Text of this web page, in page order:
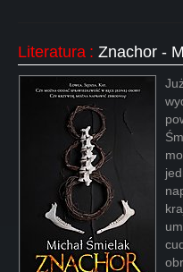
Literatura : Znachor -